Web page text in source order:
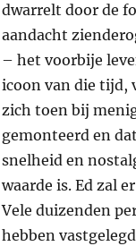
dwarrelt door de
aandacht
– het voorbije
icoon van die tijd,
zich toen bij
gemonteerd en
snelheid en
waarde is. Ed zal
Vele duizenden
hebben